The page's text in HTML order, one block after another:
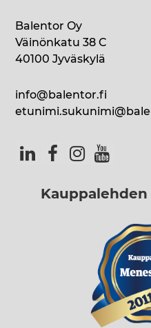
Balentor Oy
Väinönkatu 38 C
40100 Jyväskylä
info@balentor.fi